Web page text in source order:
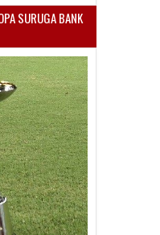
SURUGA BANK